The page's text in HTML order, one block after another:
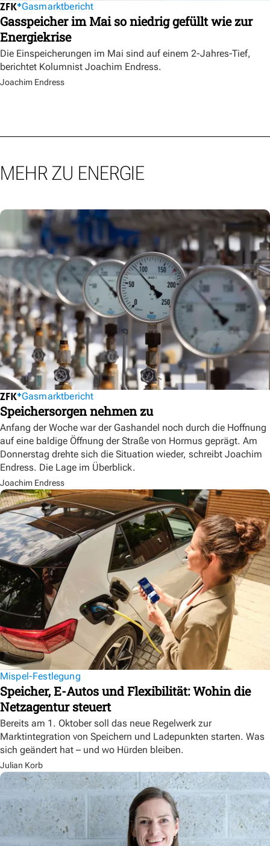
Gasmarktbericht
Gasspeicher im Mai so niedrig gefüllt wie zur
Energiekrise
Die Einspeicherungen im Mai sind auf einem 2-Jahres-Tief,
berichtet Kolumnist Joachim Endress.
Joachim Endress
MEHR ZU ENERGIE
Gasmarktbericht
Speichersorgen nehmen zu
Anfang der Woche war der Gashandel noch durch die Hoffnung
auf eine baldige Öffnung der Straße von Hormus geprägt. Am
Donnerstag drehte sich die Situation wieder, schreibt Joachim
Endress. Die Lage im Überblick.
Joachim Endress
Mispel-Festlegung
Speicher, E-Autos und Flexibilität: Wohin die
Netzagentur steuert
Bereits am 1. Oktober soll das neue Regelwerk zur
Marktintegration von Speichern und Ladepunkten starten. Was
sich geändert hat – und wo Hürden bleiben.
Julian Korb